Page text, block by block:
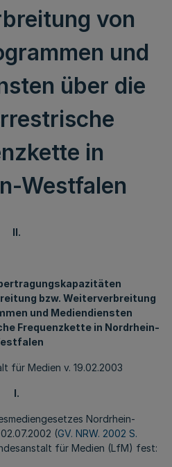
von
und
über die
in
Westfalen
II.
bzw. Weiterverbreitung
und Mediendiensten
Frequenzkette in Nordrhein-
für Medien v. 19.02.2003
I.
Nordrhein-
(GV. NRW. 2002 S.
für Medien (LfM) fest: